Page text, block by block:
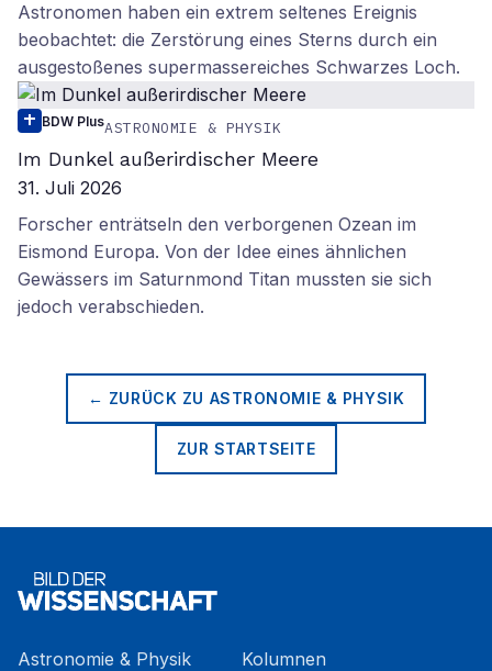
Astronomen haben ein extrem seltenes Ereignis
beobachtet: die Zerstörung eines Sterns durch ein
ausgestoßenes supermassereiches Schwarzes Loch.
BDW PlusASTRONOMIE & PHYSIK
Im Dunkel außerirdischer Meere
31. Juli 2026
Forscher enträtseln den verborgenen Ozean im
Eismond Europa. Von der Idee eines ähnlichen
Gewässers im Saturnmond Titan mussten sie sich
jedoch verabschieden.
← ZURÜCK ZU ASTRONOMIE & PHYSIK
ZUR STARTSEITE
Astronomie & Physik
Kolumnen